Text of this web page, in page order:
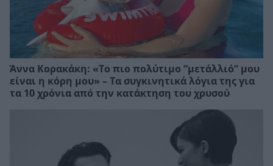
Άννα Κορακάκη: «Το πιο πολύτιμο “μετάλλιό” μου
είναι η κόρη μου» – Τα συγκινητικά λόγια της για
τα 10 χρόνια από την κατάκτηση του χρυσού